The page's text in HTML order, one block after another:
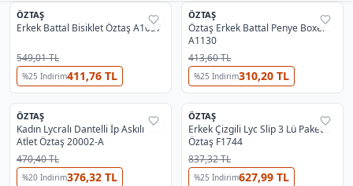
Çocuk
Fantazi
Büyük
Beden
Markalar
Ürün Listesi
%29
ÖZTAŞ
Erkek Battal Bisiklet Öztaş A1037
549,01 TL
%25 İndirim411,76 TL
%29
ÖZTAŞ
Öztaş Erkek Battal Penye Boxer
A1130
413,60 TL
%25 İndirim310,20 TL
%25
💎Hazine
3
ÖZTAŞ
Kadın Lycralı Dantelli İp Askılı
Atlet Öztaş 20002-A
470,40 TL
%20 İndirim376,32 TL
%29
ÖZTAŞ
Erkek Çizgili Lyc Slip 3 Lü Paket
Öztaş F1744
837,32 TL
%25 İndirim627,99 TL